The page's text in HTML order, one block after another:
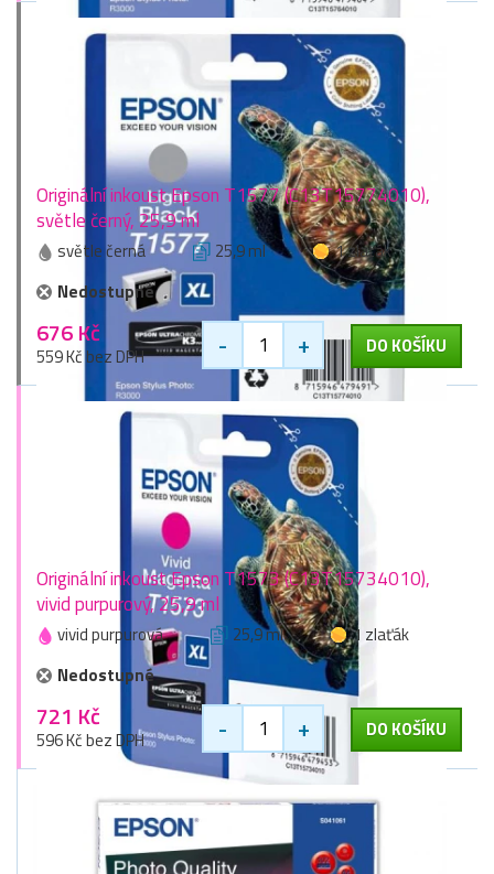
Originální inkoust Epson T1577 (C13T15774010),
světle černý, 25,9 ml
světle černá 25,9 ml
1 zlaťák
Nedostupné
676 Kč
559 Kč bez DPH - + DO KOŠÍKU
Originální inkoust Epson T1573 (C13T15734010),
vivid purpurový, 25,9 ml
vivid purpurová 25,9 ml
1 zlaťák
Nedostupné
721 Kč
596 Kč bez DPH - + DO KOŠÍKU